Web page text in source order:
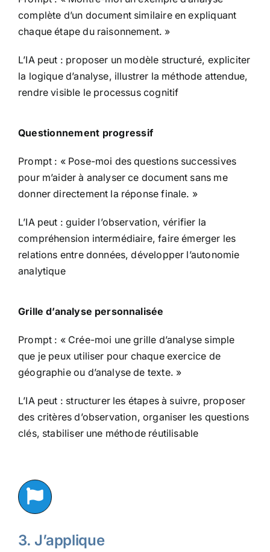
complète d’un document similaire en expliquant
chaque étape du raisonnement. »
L’IA peut : proposer un modèle structuré, expliciter
la logique d’analyse, illustrer la méthode attendue,
rendre visible le processus cognitif
Questionnement progressif
Prompt : « Pose-moi des questions successives
pour m’aider à analyser ce document sans me
donner directement la réponse finale. »
L’IA peut : guider l’observation, vérifier la
compréhension intermédiaire, faire émerger les
relations entre données, développer l’autonomie
analytique
Grille d’analyse personnalisée
Prompt : « Crée-moi une grille d’analyse simple
que je peux utiliser pour chaque exercice de
géographie ou d’analyse de texte. »
L’IA peut : structurer les étapes à suivre, proposer
des critères d’observation, organiser les questions
clés, stabiliser une méthode réutilisable
3. J’applique